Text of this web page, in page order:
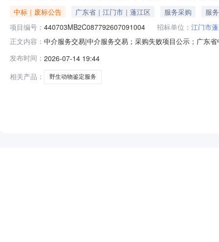
中标｜废标公告 广东省｜江门市｜蓬江区 服务采购
服务
项目编号： 440703MB2C087792607091004 招标单位： 江门市
正文内容： 中介服务交易|中介服务交易；采购失败项目公示；广东
败时间：2026-07-1417:47:49
发布时间： 2026-07-14 19:44
相关产品：
野生动物鉴定服务